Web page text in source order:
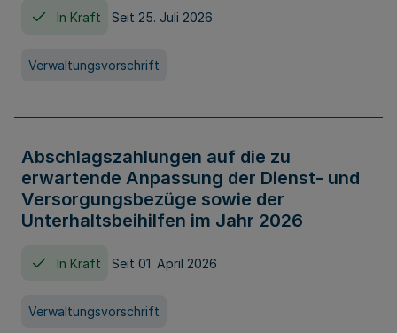
In Kraft Seit 25. Juli 2026
Verwaltungsvorschrift
Abschlagszahlungen auf die zu
erwartende Anpassung der Dienst- und
Versorgungsbezüge sowie der
Unterhaltsbeihilfen im Jahr 2026
In Kraft Seit 01. April 2026
Verwaltungsvorschrift